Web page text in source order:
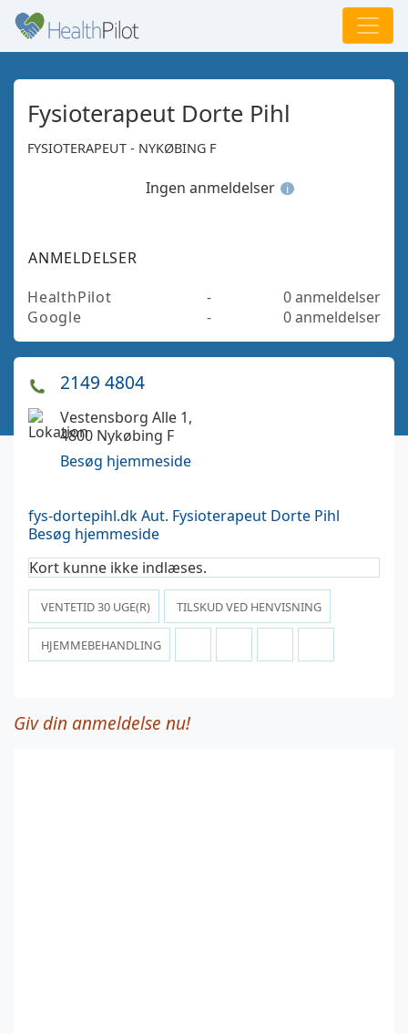
Fysioterapeut Dorte Pihl
FYSIOTERAPEUT - NYKØBING F
Ingen anmeldelser i
ANMELDELSER
HealthPilot
-
0 anmeldelser
Google
- 0 anmeldelser
2149 4804
Vestensborg Alle 1,
4800 Nykøbing F
Besøg hjemmeside
fys-dortepihl.dkAut. Fysioterapeut Dorte Pihl
Besøg hjemmeside
Kort kunne ikke indlæses.
VENTETID30 UGE(R) TILSKUD VED HENVISNING
HJEMMEBEHANDLING
Giv din anmeldelse nu!